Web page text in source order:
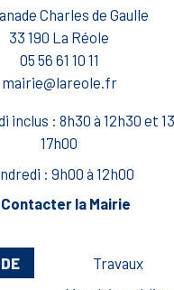
Charles de Gaulle
33 190 La Réole
05 56 61 10 11
mairie@lareole.fr
inclus : 8h30 à 12h30 et
17h00
: 9h00 à 12h00
la Mairie
Travaux